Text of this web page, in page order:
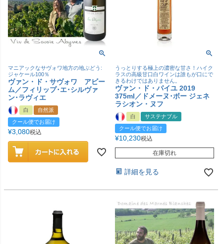
マニアックなサヴォワ地方の地ぶどう:
ジャケール100％
ヴァン・ド・サヴォワ アビー
ム／フィリップ･エ･シルヴァ
ン･ラヴィエ
白
自然派
クール便でお届け
¥3,080税込
うっとりする極上の濃密な甘さ！ハイク
ラスの高級甘口白ワインは誰もが口にで
きるわけではありません。
ヴァン・ド・パイユ 2019
375ml／ドメーヌ･ボー ジェネ
ラシオン・ヌフ
白
サステナブル
クール便でお届け
¥10,230税込
在庫切れ
詳細を見る